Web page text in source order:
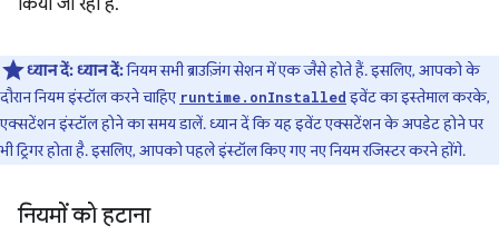
किया जा रहा है.
ध्यान दें:ध्यान दें:नियम सभी ब्राउज़िंग सेशन में एक जैसे होते हैं. इसलिए, आपको के
दौरान नियम इंस्टॉल करने चाहिए runtime.onInstalledइवेंट का इस्तेमाल करके,
एक्सटेंशन इंस्टॉल होने का समय डालें. ध्यान दें कि यह इवेंट एक्सटेंशन के अपडेट होने पर
भी ट्रिगर होता है. इसलिए, आपको पहले इंस्टॉल किए गए नए नियम रजिस्टर करने होंगे.
नियमों को हटाना